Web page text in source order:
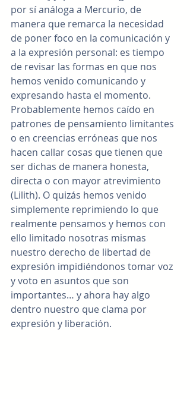
por sí análoga a Mercurio, de
manera que remarca la necesidad
de poner foco en la comunicación y
a la expresión personal: es tiempo
de revisar las formas en que nos
hemos venido comunicando y
expresando hasta el momento.
Probablemente hemos caído en
patrones de pensamiento limitantes
o en creencias erróneas que nos
hacen callar cosas que tienen que
ser dichas de manera honesta,
directa o con mayor atrevimiento
(Lilith). O quizás hemos venido
simplemente reprimiendo lo que
realmente pensamos y hemos con
ello limitado nosotras mismas
nuestro derecho de libertad de
expresión impidiéndonos tomar voz
y voto en asuntos que son
importantes… y ahora hay algo
dentro nuestro que clama por
expresión y liberación.